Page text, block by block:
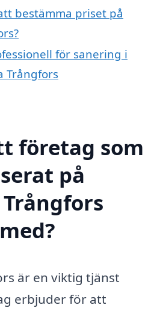
bestämma priset på
för sanering i
Trångfors
företag som
på
är en viktig tjänst
erbjuder för att